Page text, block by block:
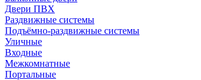
Двери ПВХ
Раздвижные системы
Подъёмно-раздвижные системы
Уличные
Входные
Межкомнатные
Портальные